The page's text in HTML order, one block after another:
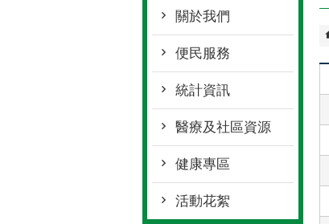
關於我們
便民服務
統計資訊
醫療及社區資源
健康專區
活動花絮